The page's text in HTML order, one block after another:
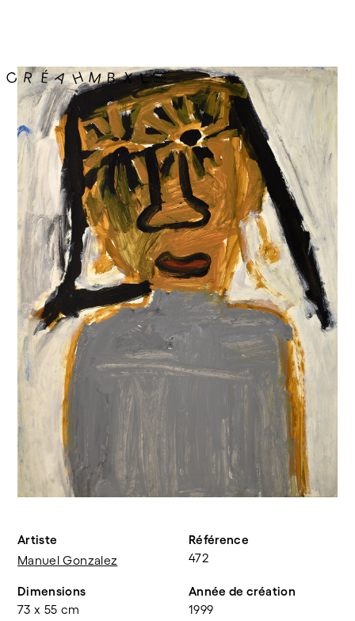
Artiste
Manuel Gonzalez
Référence
472
Dimensions
73 x 55 cm
Année de création
1999